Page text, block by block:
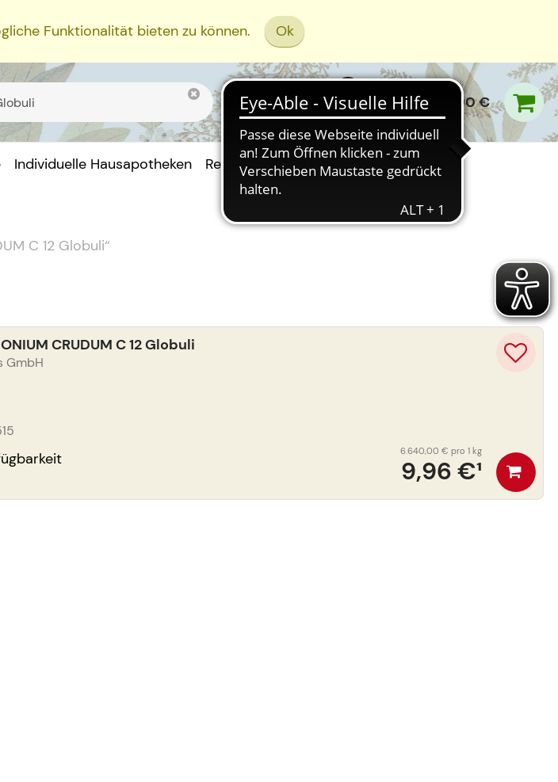
Funktionalität bieten zu können. Ok
0,00 €
Individuelle Hausapotheken Rezept Einreichen
C 12 Globuli“
CRUDUM C 12 Globuli
GmbH
9,96 €¹
6.640,00 € pro 1 kg